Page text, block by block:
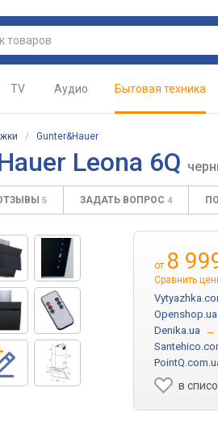
TV Аудио Бытовая техника
/ Gunter&Hauer
Leona 6Q
5 ЗАДАТЬ ВОПРОС 4
от 8
Сравнить
Openshop.ua
Denika.ua →
в